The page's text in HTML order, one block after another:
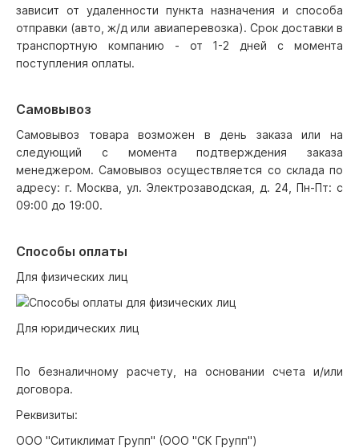
зависит от удаленности пункта назначения и способа
отправки (авто, ж/д или авиаперевозка). Срок доставки в
транспортную компанию - от 1-2 дней с момента
поступления оплаты.
Самовывоз
Самовывоз товара возможен в день заказа или на
следующий с момента подтверждения заказа
менеджером. Самовывоз осуществляется со склада по
адресу: г. Москва, ул. Электрозаводская, д. 24, Пн-Пт: с
09:00 до 19:00.
Способы оплаты
Для физических лиц
Для юридических лиц
По безналичному расчету, на основании счета и/или
договора.
Реквизиты:
ООО "Ситиклимат Групп" (ООО "СК Групп")